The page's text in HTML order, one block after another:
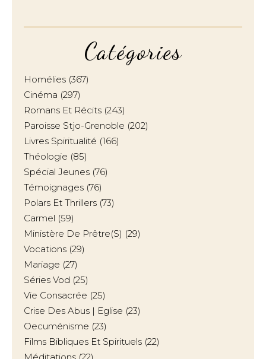
Catégories
Homélies (367)
Cinéma (297)
Romans Et Récits (243)
Paroisse Stjo-Grenoble (202)
Livres Spiritualité (166)
Théologie (85)
Spécial Jeunes (76)
Témoignages (76)
Polars Et Thrillers (73)
Carmel (59)
Ministère De Prêtre(s) (29)
Vocations (29)
Mariage (27)
Séries Vod (25)
Vie Consacrée (25)
Crise Des Abus | Eglise (23)
Oecuménisme (23)
Films Bibliques Et Spirituels (22)